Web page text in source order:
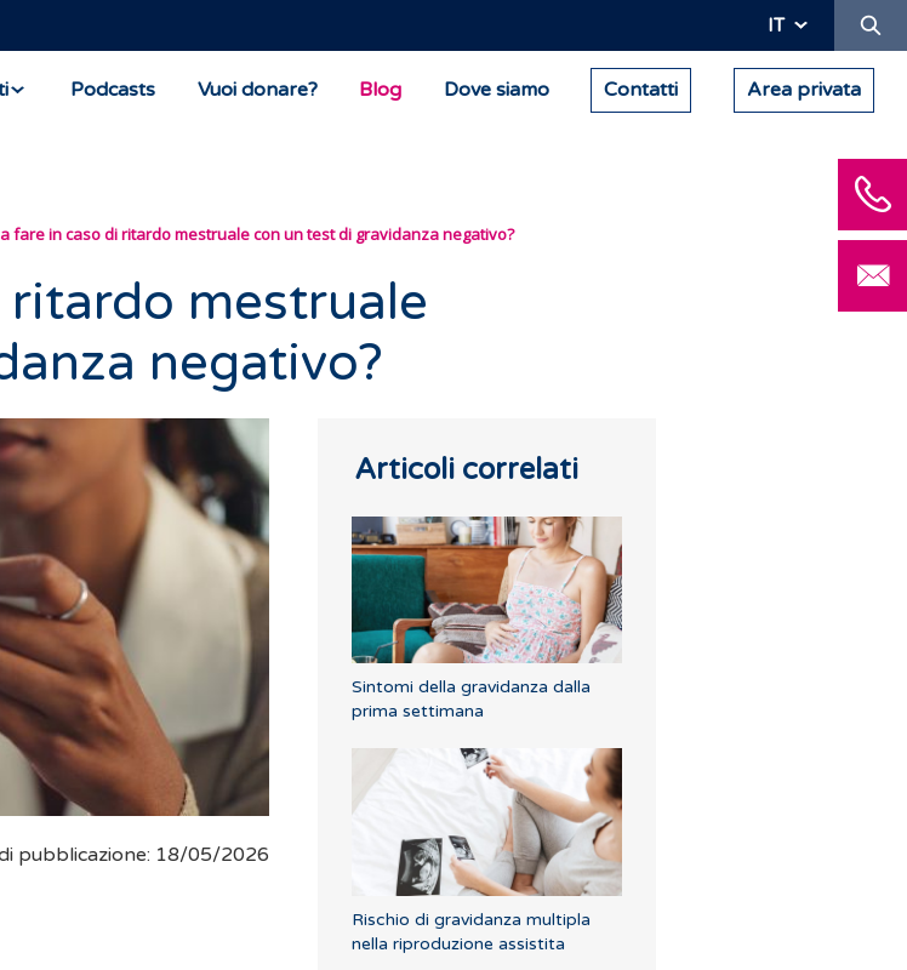
IT
Podcasts Vuoi donare? Blog Dove siamo Contatti Area privata
fare in caso di ritardo mestruale con un test di gravidanza negativo?
ritardo mestruale
negativo?
pubblicazione: 18/05/2026
Articoli correlati
Sintomi della gravidanza dalla
prima settimana
Rischio di gravidanza multipla
nella riproduzione assistita